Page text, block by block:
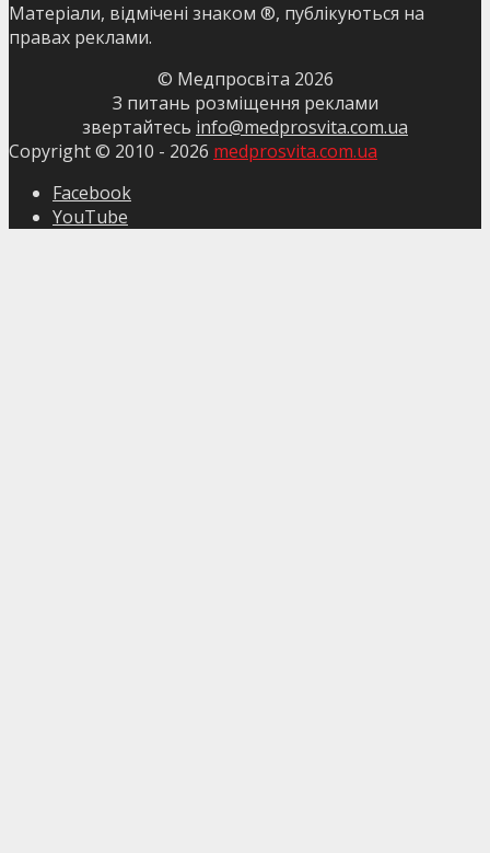
Матеріали, відмічені знаком ®, публікуються на
правах реклами.
© Медпросвіта 2026
З питань розміщення реклами
звертайтесь info@medprosvita.com.ua
Copyright © 2010 - 2026 medprosvita.com.ua
Facebook
YouTube